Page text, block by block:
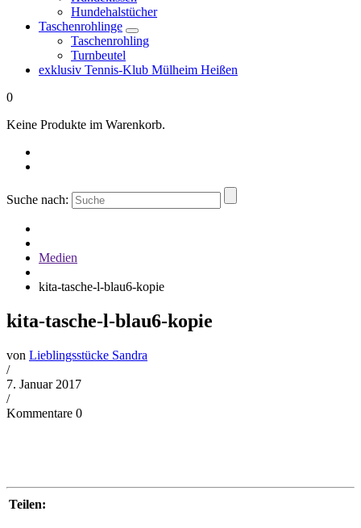
Hundehalstücher
Taschenrohlinge
Taschenrohling
Turnbeutel
exklusiv Tennis-Klub Mülheim Heißen
0
Keine Produkte im Warenkorb.
Suche nach:
Medien
kita-tasche-l-blau6-kopie
kita-tasche-l-blau6-kopie
von Lieblingsstücke Sandra
/
7. Januar 2017
/
Kommentare 0
Teilen: